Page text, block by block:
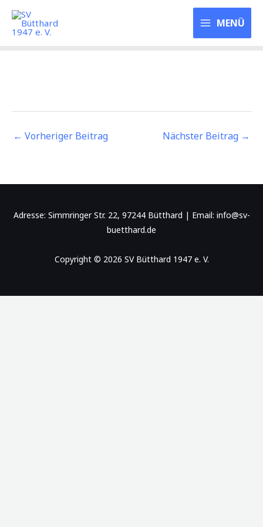
Inhalt
springen
MENÜ
← Vorheriger Beitrag Nächster Beitrag →
Adresse: Simmringer Str. 22, 97244 Bütthard | Email: info@sv-
buetthard.de
Copyright © 2026 SV Bütthard 1947 e. V.